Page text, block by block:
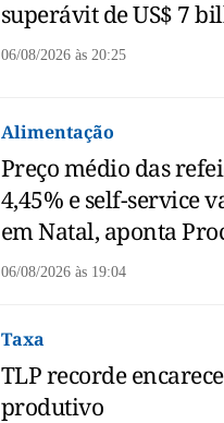
superávit de US$ 7
06/08/2026 às20:25
Alimentação
Preço médio das
4,45% e self-service
em Natal, aponta
06/08/2026 às19:04
Taxa
TLP recorde
produtivo